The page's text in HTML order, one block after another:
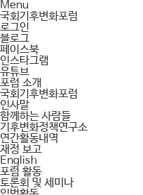
Menu
국회기후변화포럼
로그인
블로그
페이스북
인스타그램
유튜브
포럼 소개
국회기후변화포럼
인사말
함께하는 사람들
기후변화정책연구소
연간활동내역
재정 보고
English
포럼 활동
토론회 및 세미나